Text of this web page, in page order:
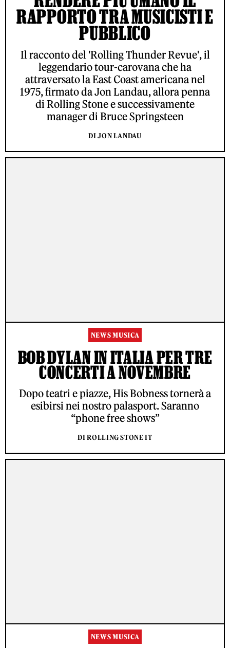
RAPPORTO TRA MUSICISTI E
PUBBLICO
Il racconto del 'Rolling Thunder Revue', il
leggendario tour-carovana che ha
attraversato la East Coast americana nel
1975, firmato da Jon Landau, allora penna
di Rolling Stone e successivamente
manager di Bruce Springsteen
DI JON LANDAU
NEWS MUSICA
BOB DYLAN IN ITALIA PER TRE
CONCERTI A NOVEMBRE
Dopo teatri e piazze, His Bobness tornerà a
esibirsi nei nostro palasport. Saranno
“phone free shows”
DI ROLLING STONE IT
NEWS MUSICA